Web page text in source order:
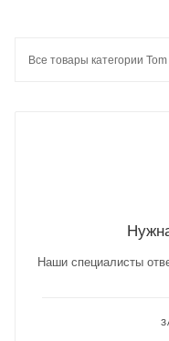
Все товары категории Tom
Наши специалисты